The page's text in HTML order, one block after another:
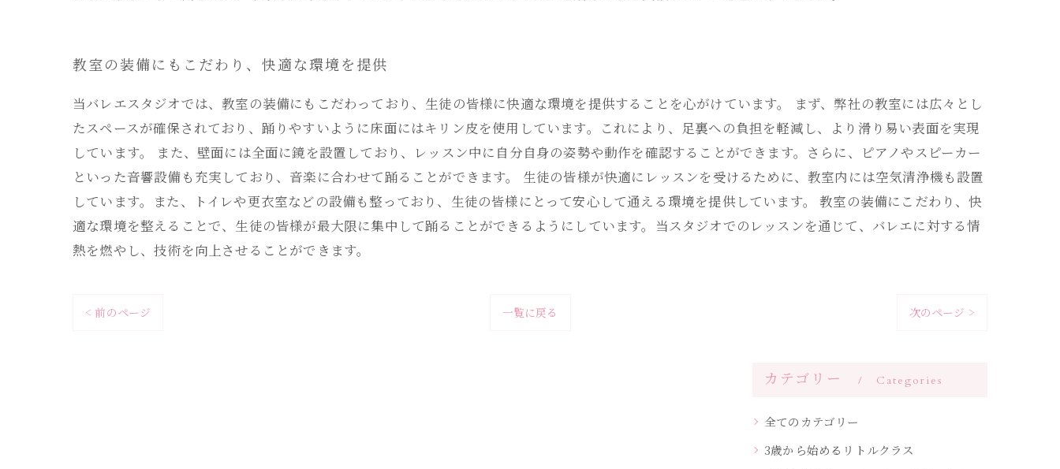
教室の装備にもこだわり、快適な環境を提供
当バレエスタジオでは、教室の装備にもこだわっており、生徒の皆様に快適な環境を提供することを心がけています。 まず、弊社の教室には広々とし
たスペースが確保されており、踊りやすいように床面にはキリン皮を使用しています。これにより、足裏への負担を軽減し、より滑り易い表面を実現
しています。 また、壁面には全面に鏡を設置しており、レッスン中に自分自身の姿勢や動作を確認することができます。さらに、ピアノやスピーカー
といった音響設備も充実しており、音楽に合わせて踊ることができます。 生徒の皆様が快適にレッスンを受けるために、教室内には空気清浄機も設置
しています。また、トイレや更衣室などの設備も整っており、生徒の皆様にとって安心して通える環境を提供しています。 教室の装備にこだわり、快
適な環境を整えることで、生徒の皆様が最大限に集中して踊ることができるようにしています。当スタジオでのレッスンを通じて、バレエに対する情
熱を燃やし、技術を向上させることができます。
< 前のページ 一覧に戻る 次のページ >
カテゴリー Categories
全てのカテゴリー
3歳から始めるリトルクラス